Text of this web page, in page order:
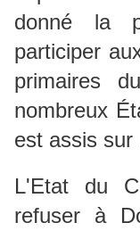
donné la
participer
primaires
nombreux
est assis sur
L'Etat du
refuser à